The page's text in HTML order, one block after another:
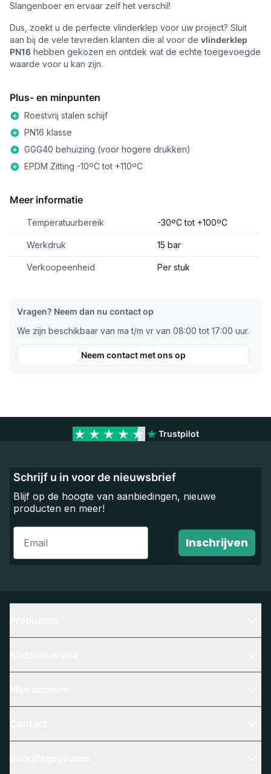
Slangenboer en ervaar zelf het verschil!
Dus, zoekt u de perfecte vlinderklep voor uw project? Sluit
aan bij de vele tevreden klanten die al voor de vlinderklep
PN16 hebben gekozen en ontdek wat de echte toegevoegde
waarde voor u kan zijn.
Plus- en minpunten
Roestvrij stalen schijf
PN16 klasse
GGG40 behuizing (voor hogere drukken)
EPDM Zitting -10ºC tot +110ºC
Meer informatie
Temperatuurbereik -30ºC tot +100ºC
Werkdruk 15 bar
Verkoopeenheid Per stuk
Vragen? Neem dan nu contact op
We zijn beschikbaar van ma t/m vr van 08:00 tot 17:00 uur.
Neem contact met ons op
Trustpilot
Schrijf u in voor de nieuwsbrief
Blijf op de hoogte van aanbiedingen, nieuwe
producten en meer!
Email
Inschrijven